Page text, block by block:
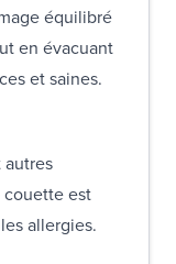
équilibré
en évacuant
et saines.
autres
couette est
allergies.